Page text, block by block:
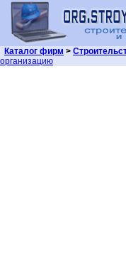
Каталог фирм >
организацию